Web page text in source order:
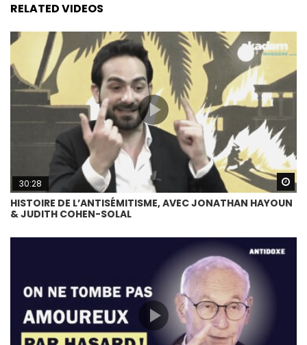
RELATED VIDEOS
30:28
HISTOIRE DE L’ANTISÉMITISME, AVEC JONATHAN HAYOUN
& JUDITH COHEN-SOLAL